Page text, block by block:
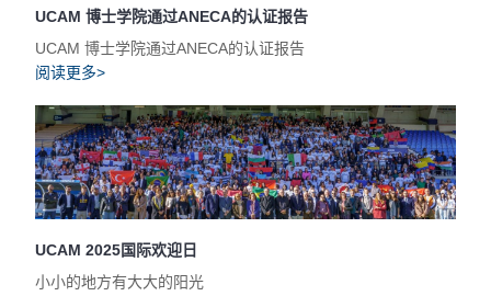
UCAM 博士学院通过ANECA的认证报告
UCAM 博士学院通过ANECA的认证报告
阅读更多>
UCAM 2025国际欢迎日
小小的地方有大大的阳光